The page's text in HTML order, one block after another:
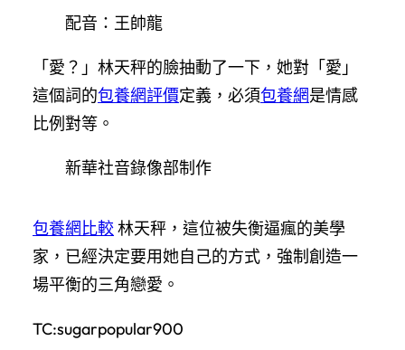
配音：王帥龍
「愛？」林天秤的臉抽動了一下，她對「愛」
這個詞的包養網評價定義，必須包養網是情感
比例對等。
新華社音錄像部制作
包養網比較林天秤，這位被失衡逼瘋的美學
家，已經決定要用她自己的方式，強制創造一
場平衡的三角戀愛。
TC:sugarpopular900